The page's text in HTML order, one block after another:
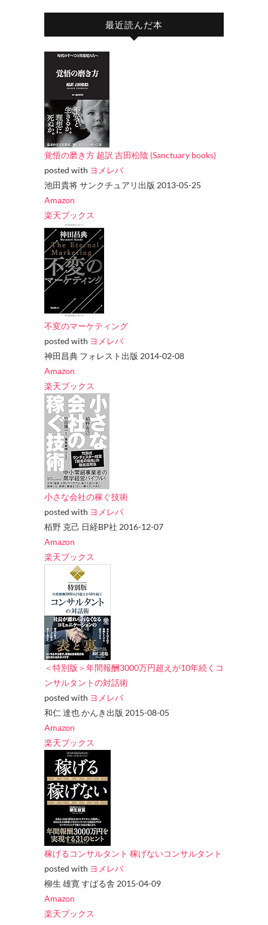
最近読んだ本
覚悟の磨き方 超訳 吉田松陰 (Sanctuary books)
posted with ヨメレバ
池田貴将 サンクチュアリ出版 2013-05-25
Amazon
楽天ブックス
不変のマーケティング
posted with ヨメレバ
神田昌典 フォレスト出版 2014-02-08
Amazon
楽天ブックス
小さな会社の稼ぐ技術
posted with ヨメレバ
栢野 克己 日経BP社 2016-12-07
Amazon
楽天ブックス
＜特別版＞年間報酬3000万円超えが10年続くコ
ンサルタントの対話術
posted with ヨメレバ
和仁 達也 かんき出版 2015-08-05
Amazon
楽天ブックス
稼げるコンサルタント 稼げないコンサルタント
posted with ヨメレバ
柳生 雄寛 すばる舎 2015-04-09
Amazon
楽天ブックス